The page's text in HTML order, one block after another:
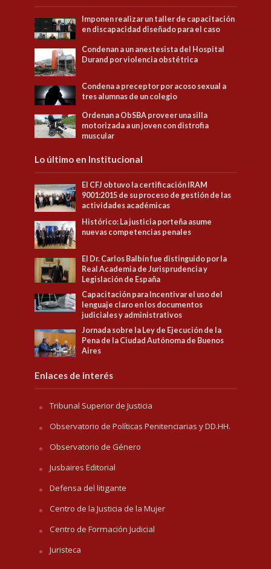
Imponen realizar un taller de capacitación
en discapacidad diseñado para el caso
Condenan a un anestesista del Hospital
Durand por violencia obstétrica
Condena a preceptor por acoso sexual a
tres alumnas de un colegio
Ordenan a ObSBA proveer una silla
motorizada a un joven con distrofia
muscular
Lo último en Institucional
El CFJ obtuvo la certificación IRAM
9001:2015 de su proceso de gestión de las
actividades académicas
Histórico: La justicia porteña asume
nuevas competencias penales
El Dr. Carlos Balbín fue distinguido por la
Real Academia de Jurisprudencia y
Legislación de España
Capacitación para Incentivar el uso del
lenguaje claro en los documentos
judiciales y administrativos
Jornada sobre la Ley de Ejecución de la
Pena de la Ciudad Autónoma de Buenos
Aires
Enlaces de interés
Tribunal Superior de Justicia
Observatorio de Políticas Penitenciarias y DD.HH.
Observatorio de Género
Jusbaires Editorial
Defensa del litigante
Centro de la Justicia de la Mujer
Centro de Formación Judicial
Juristeca